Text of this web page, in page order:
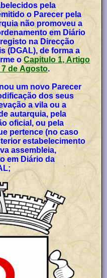
pela
o Parecer pela
não promoveu a
em Diário
na Direcção
(DGAL), de forma a
oCapitulo 1, Artigo
7 de Agosto.
um novo Parecer
dos seus
a vila ou a
autarquia, pela
oficial, ou pela
pertence (no caso
estabelecimento
assembleia,
em Diário da